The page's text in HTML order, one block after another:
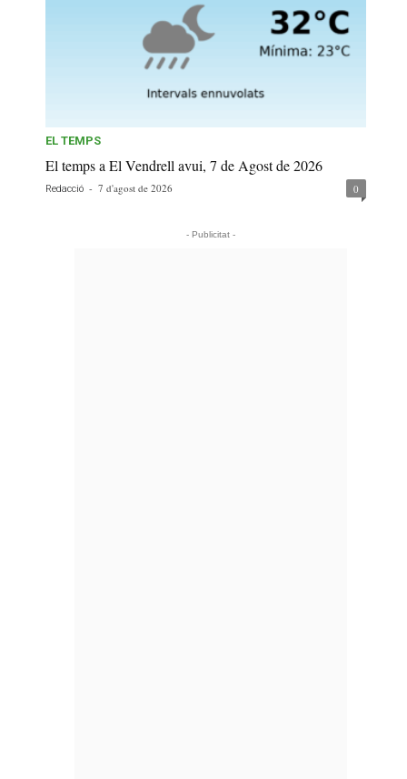
EL TEMPS
El temps a El Vendrell avui, 7 de Agost de 2026
Redacció - 7 d'agost de 2026 0
- Publicitat -